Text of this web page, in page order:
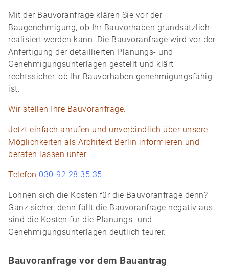
Mit der Bauvoranfrage klären Sie vor der
Baugenehmigung, ob Ihr Bauvorhaben grundsätzlich
realisiert werden kann. Die Bauvoranfrage wird vor der
Anfertigung der detaillierten Planungs- und
Genehmigungsunterlagen gestellt und klärt
rechtssicher, ob Ihr Bauvorhaben genehmigungsfähig
ist.
Wir stellen Ihre Bauvoranfrage.
Jetzt einfach anrufen und unverbindlich über unsere
Möglichkeiten als Architekt Berlin informieren und
beraten lassen unter
Telefon 030-92 28 35 35
Lohnen sich die Kosten für die Bauvoranfrage denn?
Ganz sicher, denn fällt die Bauvoranfrage negativ aus,
sind die Kosten für die Planungs- und
Genehmigungsunterlagen deutlich teurer.
Bauvoranfrage vor dem Bauantrag